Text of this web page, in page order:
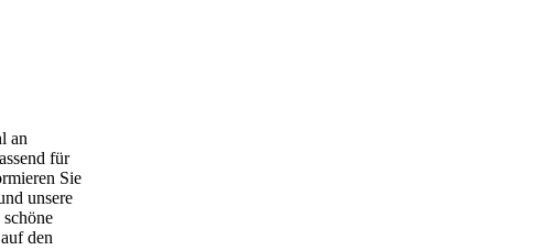
an
für
Sie
unsere
den